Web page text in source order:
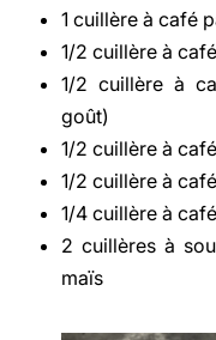
1 cuillère à café
1/2 cuillère à
1/2 cuillère à
goût)
1/2 cuillère à
1/2 cuillère à
1/4 cuillère à
2 cuillères à
maïs